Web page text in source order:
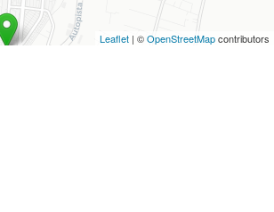
Leaflet | ©OpenStreetMapcontributors